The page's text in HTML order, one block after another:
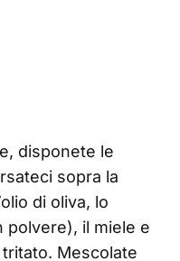
disponete le
sopra la
di oliva, lo
polvere), il miele e
Mescolate